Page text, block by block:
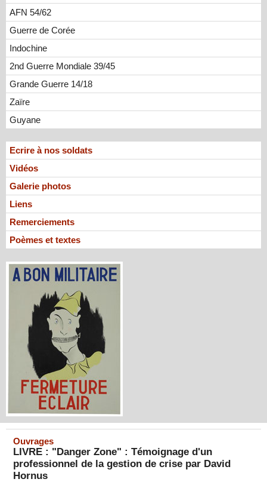
AFN 54/62
Guerre de Corée
Indochine
2nd Guerre Mondiale 39/45
Grande Guerre 14/18
Zaïre
Guyane
Ecrire à nos soldats
Vidéos
Galerie photos
Liens
Remerciements
Poèmes et textes
Ouvrages
LIVRE : "Danger Zone" : Témoignage d'un
professionnel de la gestion de crise par David
Hornus